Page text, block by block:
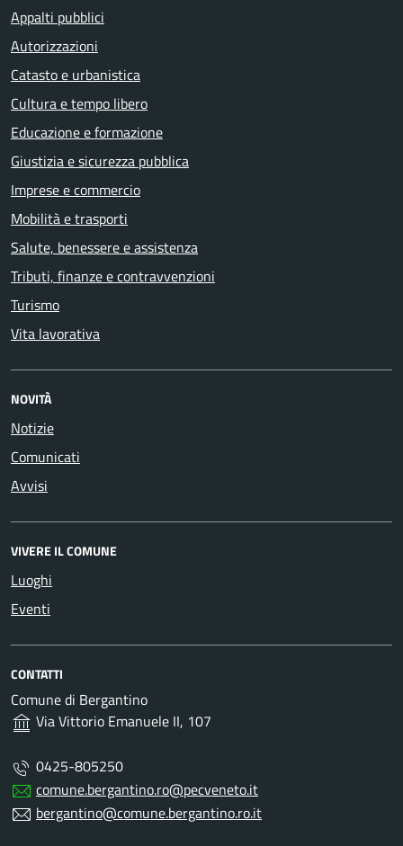
Appalti pubblici
Autorizzazioni
Catasto e urbanistica
Cultura e tempo libero
Educazione e formazione
Giustizia e sicurezza pubblica
Imprese e commercio
Mobilità e trasporti
Salute, benessere e assistenza
Tributi, finanze e contravvenzioni
Turismo
Vita lavorativa
NOVITÀ
Notizie
Comunicati
Avvisi
VIVERE IL COMUNE
Luoghi
Eventi
CONTATTI
Comune di Bergantino
Via Vittorio Emanuele II, 107
0425-805250
comune.bergantino.ro@pecveneto.it
bergantino@comune.bergantino.ro.it